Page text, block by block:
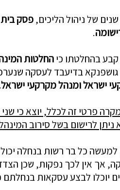
של ניהול הליכים,פסק
.
בהחלטתו כיהחלטות
בדיעבד לעסקה
ישראל ומנהל מקרקעי ישר
פרטי זה לכלל, יוצא כי
לרישום בשל סירוב
למעשה כל בר רשות בנחלה
אך אין לכך נפקות, שכן
יוכלו לבצע עסקאות